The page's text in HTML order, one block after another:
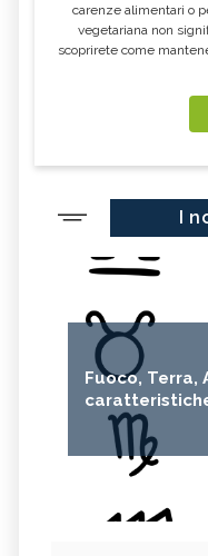
carenze alimentari o
vegetariana non
scoprirete come
I
Fuoco, Terra,